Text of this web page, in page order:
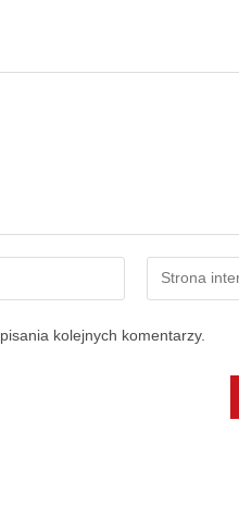
kolejnych komentarzy.